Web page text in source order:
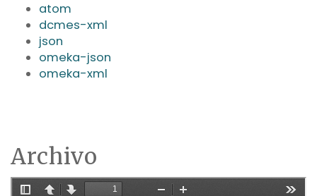
atom
dcmes-xml
json
omeka-json
omeka-xml
Archivo